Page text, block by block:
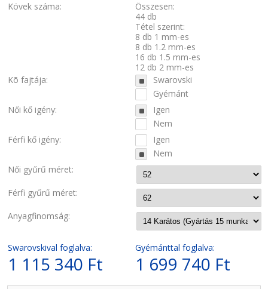
Kövek száma:
Összesen:
44 db
Tétel szerint:
8 db 1 mm-es
8 db 1.2 mm-es
16 db 1.5 mm-es
12 db 2 mm-es
Kõ fajtája:
Swarovski
Gyémánt
Női kő igény:
Igen
Nem
Férfi kő igény:
Igen
Nem
Női gyűrű méret:
Férfi gyűrű méret:
Anyagfinomság:
Swarovskival foglalva:
1 115 340 Ft
Gyémánttal foglalva:
1 699 740 Ft